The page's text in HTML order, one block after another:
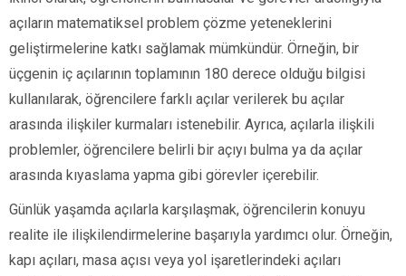
açıların matematiksel problem çözme yeteneklerini
geliştirmelerine katkı sağlamak mümkündür. Örneğin, bir
üçgenin iç açılarının toplamının 180 derece olduğu bilgisi
kullanılarak, öğrencilere farklı açılar verilerek bu açılar
arasında ilişkiler kurmaları istenebilir. Ayrıca, açılarla ilişkili
problemler, öğrencilere belirli bir açıyı bulma ya da açılar
arasında kıyaslama yapma gibi görevler içerebilir.
Günlük yaşamda açılarla karşılaşmak, öğrencilerin konuyu
realite ile ilişkilendirmelerine başarıyla yardımcı olur. Örneğin,
kapı açıları, masa açısı veya yol işaretlerindeki açıları